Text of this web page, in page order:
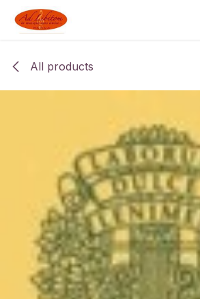
Skip to Content
All products